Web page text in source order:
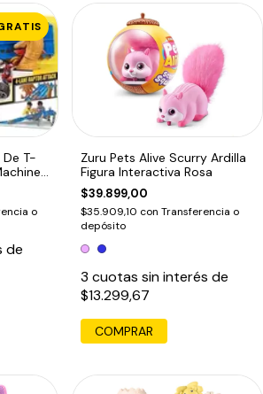
T-
o
de
Zuru Pets Alive Scurry Ardilla
Figura Interactiva Rosa
$39.899,00
$35.909,10 con Transferencia o
depósito
3 cuotas sin interés de
$13.299,67
COMPRAR